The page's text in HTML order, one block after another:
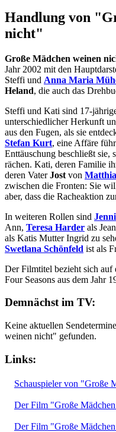
Handlung von
nicht"
Große Mädchen weinen
Jahr 2002 mit den
Steffi und Anna Maria
Heland, die auch das
Steffi und Kati sind 17-
unterschiedlicher Herkunft
aus den Fugen, als sie
Stefan Kurt, eine Affäre
Enttäuschung beschließt sie,
rächen. Kati, deren Familie
deren VaterJost von
zwischen die Fronten: Sie
aber, dass die Racheaktion
In weiteren Rollen sind
Ann, Teresa Harder als
als Katis Mutter Ingrid zu
Swetlana Schönfeld ist als
Der Filmtitel bezieht sich auf
Four Seasons aus dem Jahr
Demnächst im TV:
Keine aktuellen
weinen nicht" gefunden.
Links:
Schauspieler von "Große
Der Film "Große
Der Film "Große